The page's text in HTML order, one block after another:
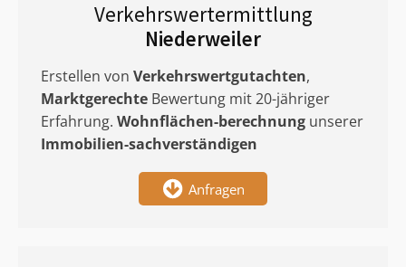
Verkehrswertermittlung
Niederweiler
Erstellen von Verkehrswertgutachten,
Marktgerechte Bewertung mit 20-jähriger
Erfahrung. Wohnflächen-berechnung unserer
Immobilien-sachverständigen
Anfragen